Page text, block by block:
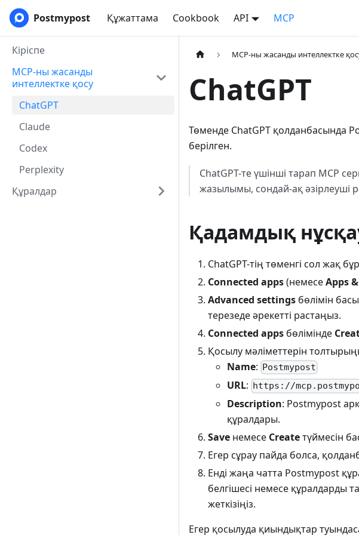
Postmypost Құжаттама Cookbook API MCP
Кіріспе
MCP-ны жасанды
интеллектке қосу
ChatGPT
Claude
Codex
Perplexity
Құралдар
MCP-ны жасанды интеллектке
ChatGPT
Төменде ChatGPT қолданбасында
берілген.
ChatGPT-те үшінші тарап MCP
жазылымы, сондай-ақ әзірлеуші
Қадамдық
ChatGPT-тің төменгі сол жақ
Connected apps(немесеApps
Advanced settings бөлімін
терезеде әрекетті растаңыз.
Connected apps бөлімінде
Қосылу мәліметтерін
Name: Postmypost
URL: https://
Description: Postmypost
құралдары.
Save немесе Createтүймесін
Егер сұрау пайда болса,
Енді жаңа чатта Postmypost
белгішесі немесе құралдарды
жеткізіңіз.
Егер қосылуда қиындықтар